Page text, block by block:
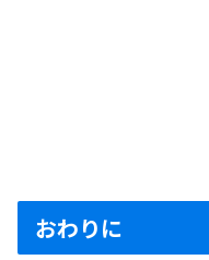
おわりに